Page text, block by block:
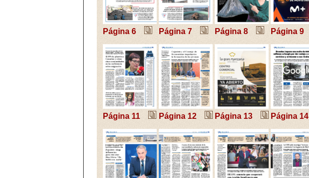
Página 6 Página 7 Página 8 Página 9
Página 11 Página 12 Página 13 Página 14